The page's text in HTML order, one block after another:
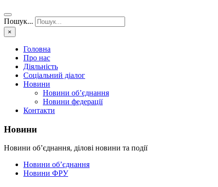
Пошук...
×
Головна
Про нас
Діяльність
Соціальний діалог
Новини
Новини об’єднання
Новини федерації
Контакти
Новини
Новини об’єднання, ділові новини та події
Новини об’єднання
Новини ФРУ